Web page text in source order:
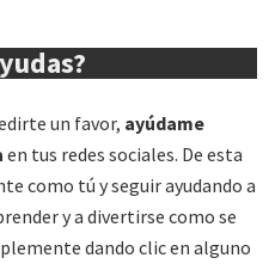
un favor, ayúdame
en tus redes sociales. De esta
como tú y seguir ayudando a
y a divertirse como se
dando clic en alguno